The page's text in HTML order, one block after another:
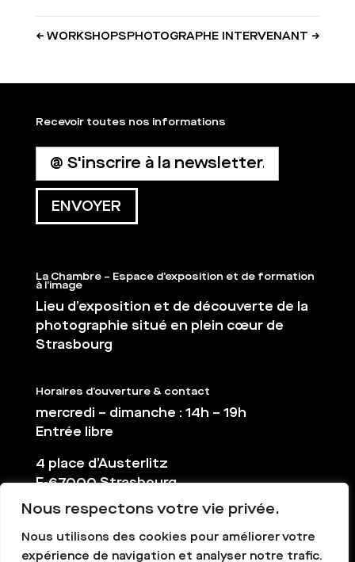
Nous respectons votre vie privée.
Nous utilisons des cookies pour améliorer votre
expérience de navigation et analyser notre trafic.
←WORKSHOPSPHOTOGRAPHE INTERVENANT →
Recevoir toutes nos informations
La Chambre – Espace d’exposition et de formation
à l’image
Lieu d’exposition et de découverte de la
photographie situé en plein cœur de
Strasbourg
Horaires d’ouverture & contact
mercredi – dimanche : 14h – 19h
Entrée libre
4 place d’Austerlitz
F-67000 Strasbourg
03 88 36 65 38
contact@la-chambre.org